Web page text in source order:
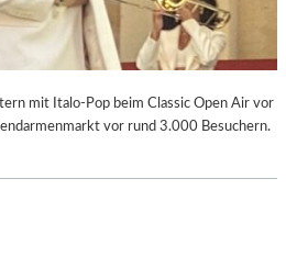
mit Italo-Pop beim Classic Open Air vor
vor rund 3.000 Besuchern.